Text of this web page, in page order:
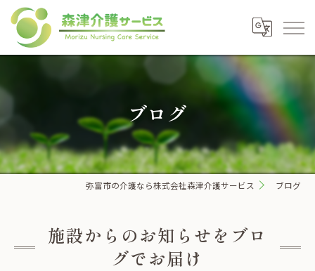
ブログ
弥富市の介護なら株式会社森津介護サービス ブログ
施設からのお知らせをブロ
グでお届け